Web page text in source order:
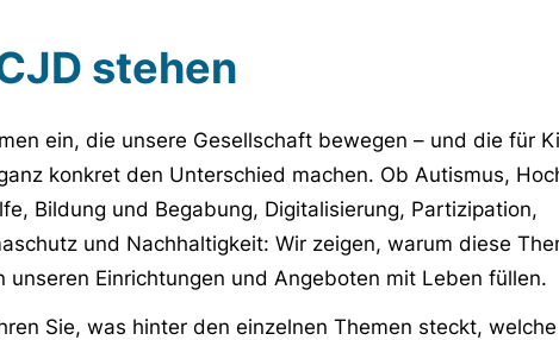
stehen
ein, die unsere Gesellschaft bewegen – und die für
konkret den Unterschied machen. Ob Autismus,
Bildung und Begabung, Digitalisierung, Partizipation,
und Nachhaltigkeit: Wir zeigen, warum diese
Einrichtungen und Angeboten mit Leben füllen.
Sie, was hinter den einzelnen Themen steckt, welche